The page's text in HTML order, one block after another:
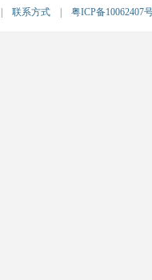
联系方式 粤ICP备10062407